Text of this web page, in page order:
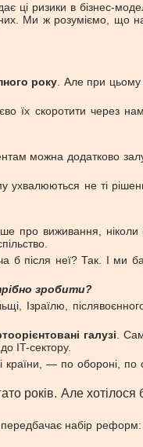
ці ризики в бізнес-
Ми ж розуміємо, що
року . Але при
їх скоротити через
можна додатково
не ті
про виживання,
б після неї? Так. І ми
зробити?
Ізраїлю,
галузі .
IT-сектору.
— по обороні, по
Але хотілося
набір